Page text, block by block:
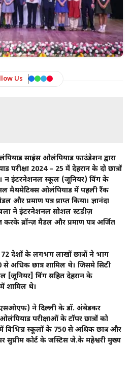
Us
साइंस ओलंपियाड फाउंडेशन द्वारा
2024 – 25 में देहरादून के दो छात्रों
दून इंटरनेशनल स्कूल (जूनियर) विंग के
मैथमेटिक्स ओलंपियाड में पहली रैंक
और प्रमाण पत्र प्राप्त किया। ज्ञानंदा
ने इंटरनेशनल सोशल स्टडीज़
करके ब्रॉन्ज़ मैडल और प्रमाण पत्र अर्जित
देशों के लगभग लाखों छात्रों ने भाग
से अधिक छात्र शामिल थे। जिसमे सिटी
[जूनियर] विंग सहित देहरादून के
शामिल थे।
ने दिल्ली के डॉ. अंबेडकर
परीक्षाओं के टॉपर छात्रों को
में विभिन्न स्कूलों के 750 से अधिक छात्र और
कोर्ट के जस्टिस जे.के महेश्वरी मुख्य